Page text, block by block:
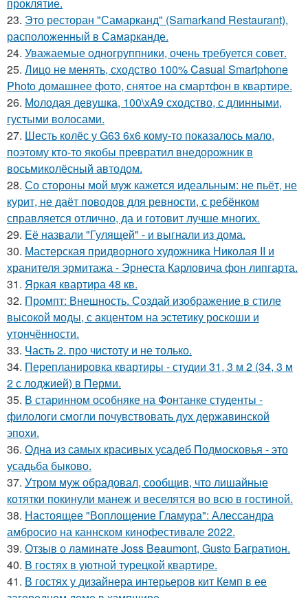
23. Это ресторан "Самарканд" (Samarkand Restaurant),
расположенный в Самарканде.
24. Уважаемые одногруппники, очень требуется совет.
25. Лицо не менять, сходство 100% Casual Smartphone
Photo домашнее фото, снятое на смартфон в квартире.
26. Молодая девушка, 100\xA9 сходство, с длинными,
густыми волосами.
27. Шесть колёс у G63 6x6 кому-то показалось мало,
поэтому кто-то якобы превратил внедорожник в
восьмиколёсный автодом.
28. Со стороны мой муж кажется идеальным: не пьёт, не
курит, не даёт поводов для ревности, с ребёнком
справляется отлично, да и готовит лучше многих.
29. Её назвали "Гулящей" - и выгнали из дома.
30. Мастерская придворного художника Николая II и
хранителя эрмитажа - Эрнеста Карловича фон липгарта.
31. Яркая квартира 48 кв.
32. Промпт: Внешность. Создай изображение в стиле
высокой моды, с акцентом на эстетику роскоши и
утончённости.
33. Часть 2. про чистоту и не только.
34. Перепланировка квартиры - студии 31, 3 м 2 (34, 3 м
2 с лоджией) в Перми.
35. В старинном особняке на Фонтанке студенты -
филологи смогли почувствовать дух державинской
эпохи.
36. Одна из самых красивых усадеб Подмосковья - это
усадьба быково.
37. Утром муж обрадовал, сообщив, что лишайные
котятки покинули манеж и веселятся во всю в гостиной.
38. Настоящее "Воплощение Гламура": Алессандра
амбросио на каннском кинофестивале 2022.
39. Отзыв о ламинате Joss Beaumont, Gusto Багратион.
40. В гостях в уютной турецкой квартире.
41. В гостях у дизайнера интерьеров кит Кемп в ее